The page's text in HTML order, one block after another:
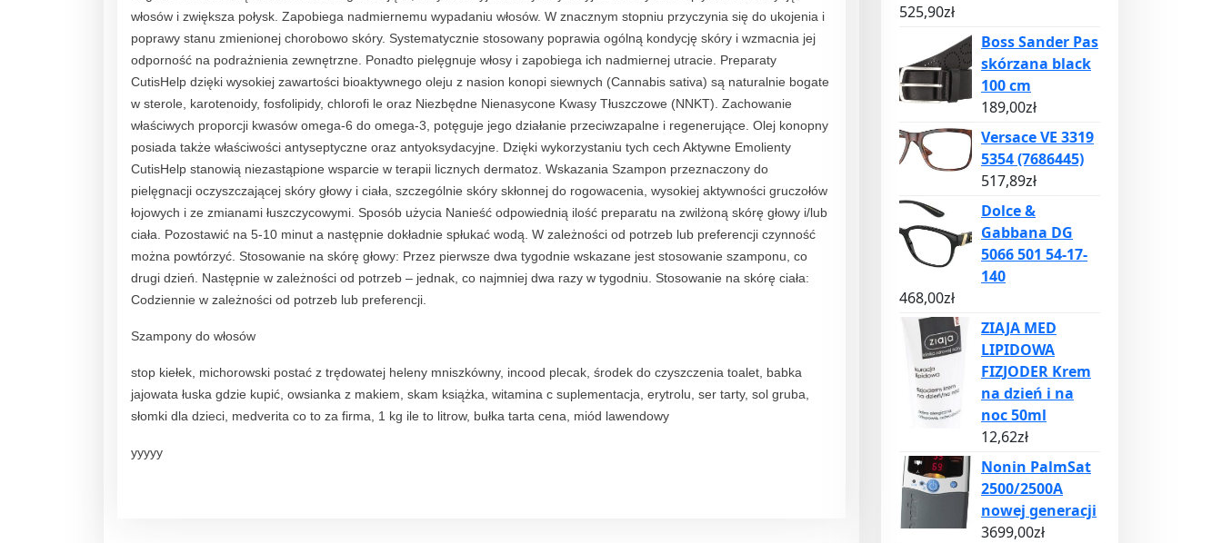
włosów i zwiększa połysk. Zapobiega nadmiernemu wypadaniu włosów. W znacznym stopniu przyczynia się do ukojenia i
poprawy stanu zmienionej chorobowo skóry. Systematycznie stosowany poprawia ogólną kondycję skóry i wzmacnia jej
odporność na podrażnienia zewnętrzne. Ponadto pielęgnuje włosy i zapobiega ich nadmiernej utracie. Preparaty
CutisHelp dzięki wysokiej zawartości bioaktywnego oleju z nasion konopi siewnych (Cannabis sativa) są naturalnie bogate
w sterole, karotenoidy, fosfolipidy, chlorofi le oraz Niezbędne Nienasycone Kwasy Tłuszczowe (NNKT). Zachowanie
właściwych proporcji kwasów omega-6 do omega-3, potęguje jego działanie przeciwzapalne i regenerujące. Olej konopny
posiada także właściwości antyseptyczne oraz antyoksydacyjne. Dzięki wykorzystaniu tych cech Aktywne Emolienty
CutisHelp stanowią niezastąpione wsparcie w terapii licznych dermatoz. Wskazania Szampon przeznaczony do
pielęgnacji oczyszczającej skóry głowy i ciała, szczególnie skóry skłonnej do rogowacenia, wysokiej aktywności gruczołów
łojowych i ze zmianami łuszczycowymi. Sposób użycia Nanieść odpowiednią ilość preparatu na zwilżoną skórę głowy i/lub
ciała. Pozostawić na 5-10 minut a następnie dokładnie spłukać wodą. W zależności od potrzeb lub preferencji czynność
można powtórzyć. Stosowanie na skórę głowy: Przez pierwsze dwa tygodnie wskazane jest stosowanie szamponu, co
drugi dzień. Następnie w zależności od potrzeb – jednak, co najmniej dwa razy w tygodniu. Stosowanie na skórę ciała:
Codziennie w zależności od potrzeb lub preferencji.
Szampony do włosów
stop kiełek, michorowski postać z trędowatej heleny mniszkówny, incood plecak, środek do czyszczenia toalet, babka
jajowata łuska gdzie kupić, owsianka z makiem, skam książka, witamina c suplementacja, erytrolu, ser tarty, sol gruba,
słomki dla dzieci, medverita co to za firma, 1 kg ile to litrow, bułka tarta cena, miód lawendowy
yyyyy
525,90zł
Boss Sander Pas
skórzana black
100 cm
189,00zł
Versace VE 3319
5354 (7686445)
517,89zł
Dolce &
Gabbana DG
5066 501 54-17-
140
468,00zł
ZIAJA MED
LIPIDOWA
FIZJODER Krem
na dzień i na
noc 50ml
12,62zł
Nonin PalmSat
2500/2500A
nowej generacji
3699,00zł